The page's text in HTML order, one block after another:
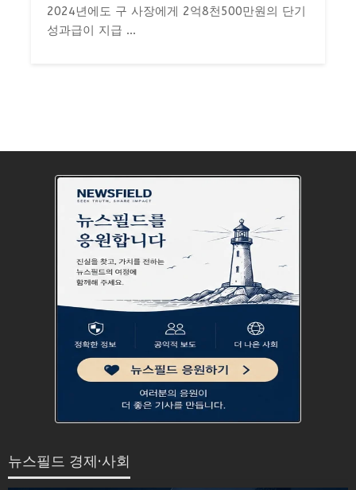
2024년에도 구 사장에게 2억8천500만원의 단기
성과급이 지급 ...
뉴스필드 경제·사회